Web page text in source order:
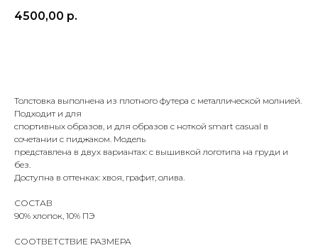
4500,00 р.
Толстовка выполнена из плотного футера с металлической молнией.
Подходит и для
спортивных образов, и для образов с ноткой smart casual в
сочетании с пиджаком. Модель
представлена в двух вариантах: с вышивкой логотипа на груди и
без.
Доступна в оттенках: хвоя, графит, олива.
СОСТАВ
90% хлопок, 10% ПЭ
СООТВЕТСТВИЕ РАЗМЕРА